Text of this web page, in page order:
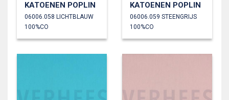
KATOENEN POPLIN
06006.058 LICHTBLAUW
100%CO
KATOENEN POPLIN
06006.059 STEENGRIJS
100%CO